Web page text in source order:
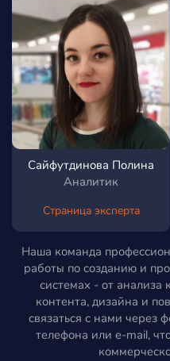
Сайфутдинова Полина
Аналитик
Страница эксперта
Наша команда
работы по созданию и
системах - от анализа
контента, дизайна и
связаться с нами через
телефона или e-mail,